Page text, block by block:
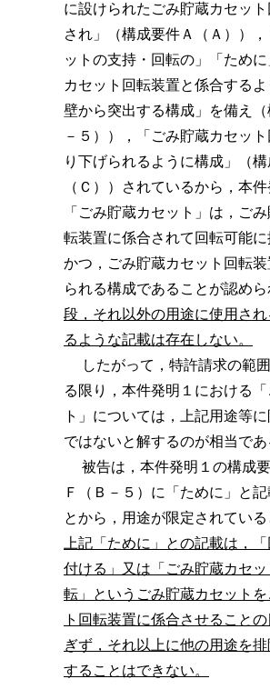
に設けられたごみ貯蔵カセッ
され」（構成要件Ａ（Ａ））
ットの支持・回転の」「ため
カセット回転装置と係合する
壁から突出する構成」を備え（
－５）），「ごみ貯蔵カセッ
り下げられるように構成」（構
（Ｃ））されているから，本
「ごみ貯蔵カセット」は，ご
転装置に係合されて回転可能に
かつ，ごみ貯蔵カセット回転
られる構成であることが認めら
段，それ以外の用途に使用さ
るような記載は存在しない。
したがって，特許請求の範
る限り，本件発明１における
ト」については，上記用途等
ではないと解するのが相当であ
被告は，本件発明１の構成要
Ｆ（Ｂ－５）に「ために」と
とから，用途が限定されている
上記「ために」との記載は，
付ける」又は「ごみ貯蔵カセッ
転」というごみ貯蔵カセット
ト回転装置に係合させること
ぎず，それ以上に他の用途を
することはできない。